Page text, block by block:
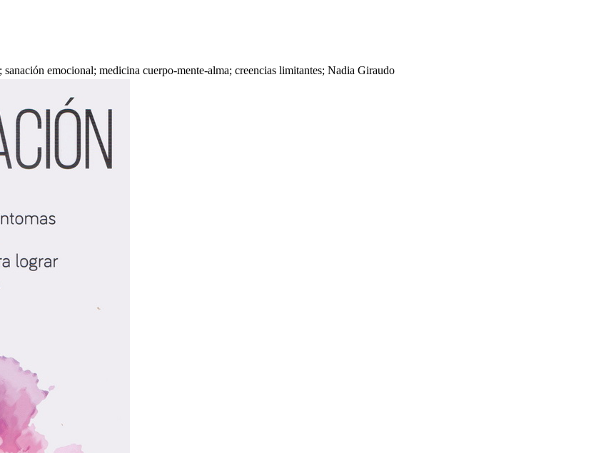
emocional; medicina cuerpo-mente-alma; creencias limitantes; Nadia Giraudo